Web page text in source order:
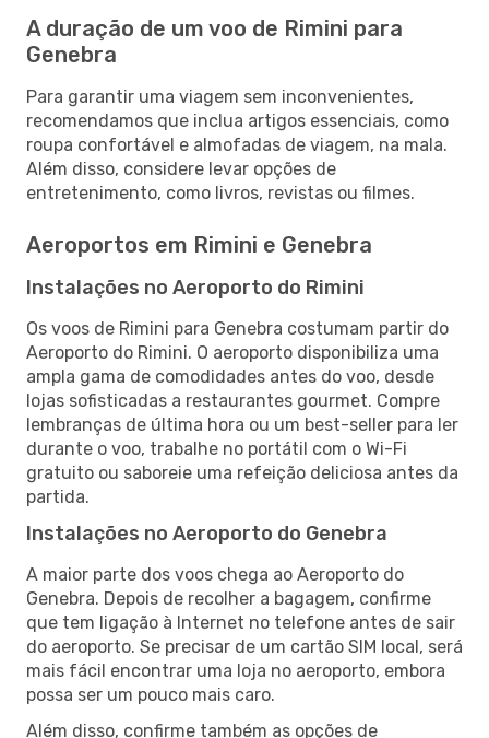
A duração de um voo de Rimini para
Genebra
Para garantir uma viagem sem inconvenientes,
recomendamos que inclua artigos essenciais, como
roupa confortável e almofadas de viagem, na mala.
Além disso, considere levar opções de
entretenimento, como livros, revistas ou filmes.
Aeroportos em Rimini e Genebra
Instalações no Aeroporto do Rimini
Os voos de Rimini para Genebra costumam partir do
Aeroporto do Rimini. O aeroporto disponibiliza uma
ampla gama de comodidades antes do voo, desde
lojas sofisticadas a restaurantes gourmet. Compre
lembranças de última hora ou um best-seller para ler
durante o voo, trabalhe no portátil com o Wi-Fi
gratuito ou saboreie uma refeição deliciosa antes da
partida.
Instalações no Aeroporto do Genebra
A maior parte dos voos chega ao Aeroporto do
Genebra. Depois de recolher a bagagem, confirme
que tem ligação à Internet no telefone antes de sair
do aeroporto. Se precisar de um cartão SIM local, será
mais fácil encontrar uma loja no aeroporto, embora
possa ser um pouco mais caro.
Além disso, confirme também as opções de